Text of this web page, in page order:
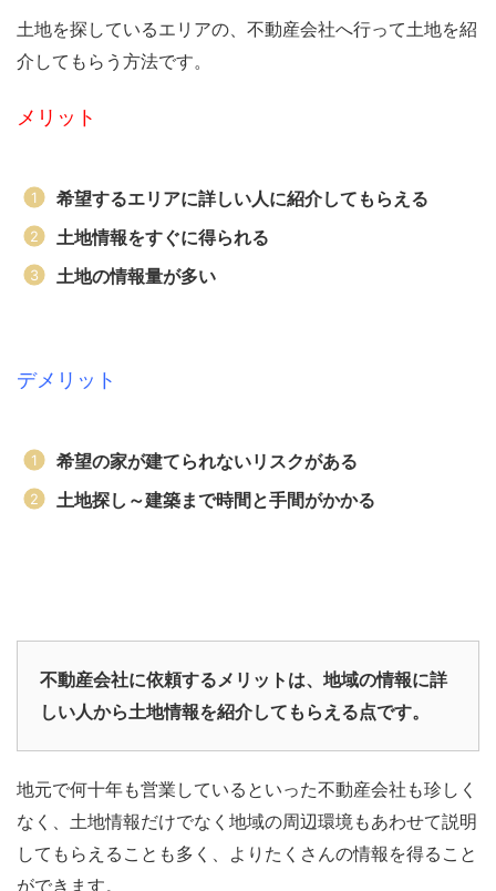
土地を探しているエリアの、不動産会社へ行って土地を紹
介してもらう方法です。
メリット
希望するエリアに詳しい人に紹介してもらえる
土地情報をすぐに得られる
土地の情報量が多い
デメリット
希望の家が建てられないリスクがある
土地探し～建築まで時間と手間がかかる
不動産会社に依頼するメリットは、地域の情報に詳
しい人から土地情報を紹介してもらえる点です。
地元で何十年も営業しているといった不動産会社も珍しく
なく、土地情報だけでなく地域の周辺環境もあわせて説明
してもらえることも多く、よりたくさんの情報を得ること
ができます。